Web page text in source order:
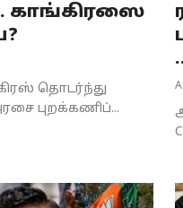
காங்கிரஸை
தொடர்ந்து
புறக்கணிப்...